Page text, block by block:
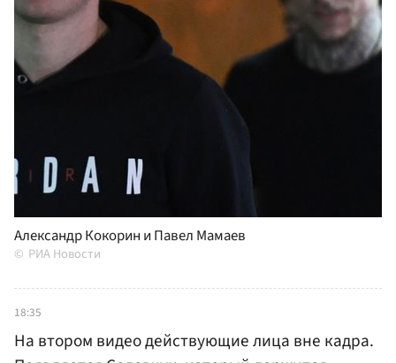
Александр Кокорин и Павел Мамаев
РИА Новости
18:35
На втором видео действующие лица вне кадра.